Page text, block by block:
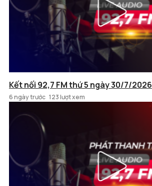
Kết nối 92,7 FM thứ 5 ngày 30/7/2026
6 ngày trước 123 lượt xem